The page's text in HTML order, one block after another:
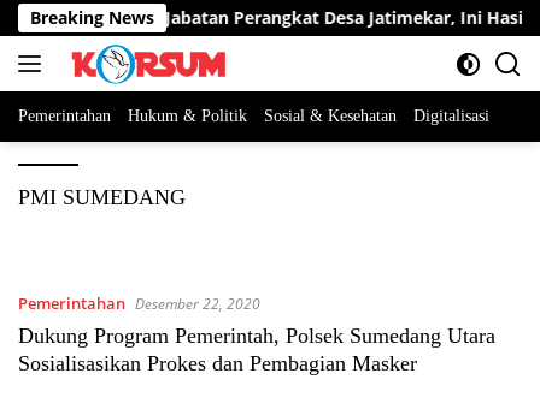
Langsung
ke
konten
Breaking News
Berebut Dua Jabatan Perangkat Desa Jatimekar, Ini Hasil
Pemerintahan Hukum & Politik Sosial & Kesehatan Digitalisasi
PMI SUMEDANG
Pemerintahan Desember 22, 2020
Dukung Program Pemerintah, Polsek Sumedang Utara
Sosialisasikan Prokes dan Pembagian Masker